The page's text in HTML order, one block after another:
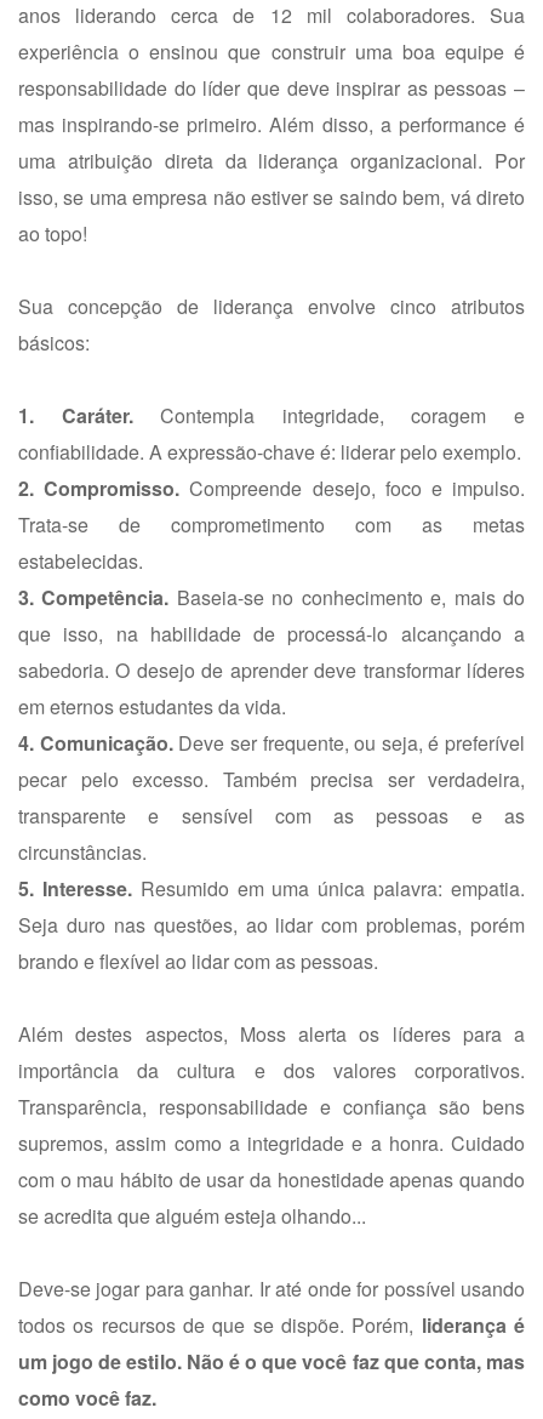
anos liderando cerca de 12 mil colaboradores. Sua
experiência o ensinou que construir uma boa equipe é
responsabilidade do líder que deve inspirar as pessoas –
mas inspirando-se primeiro. Além disso, a performance é
uma atribuição direta da liderança organizacional. Por
isso, se uma empresa não estiver se saindo bem, vá direto
ao topo!
Sua concepção de liderança envolve cinco atributos
básicos:
1. Caráter.Contempla integridade, coragem e
confiabilidade. A expressão-chave é: liderar pelo exemplo.
2. Compromisso. Compreende desejo, foco e impulso.
Trata-se de comprometimento com as metas
estabelecidas.
3. Competência. Baseia-se no conhecimento e, mais do
que isso, na habilidade de processá-lo alcançando a
sabedoria. O desejo de aprender deve transformar líderes
em eternos estudantes da vida.
4. Comunicação.Deve ser frequente, ou seja, é preferível
pecar pelo excesso. Também precisa ser verdadeira,
transparente e sensível com as pessoas e as
circunstâncias.
5. Interesse.Resumido em uma única palavra: empatia.
Seja duro nas questões, ao lidar com problemas, porém
brando e flexível ao lidar com as pessoas.
Além destes aspectos, Moss alerta os líderes para a
importância da cultura e dos valores corporativos.
Transparência, responsabilidade e confiança são bens
supremos, assim como a integridade e a honra. Cuidado
com o mau hábito de usar da honestidade apenas quando
se acredita que alguém esteja olhando...
Deve-se jogar para ganhar. Ir até onde for possível usando
todos os recursos de que se dispõe. Porém, liderança é
um jogo de estilo. Não é o que você faz que conta, mas
como você faz.